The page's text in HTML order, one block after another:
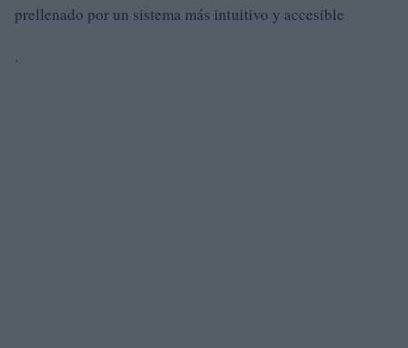
prellenado por un sistema más intuitivo y accesible
.